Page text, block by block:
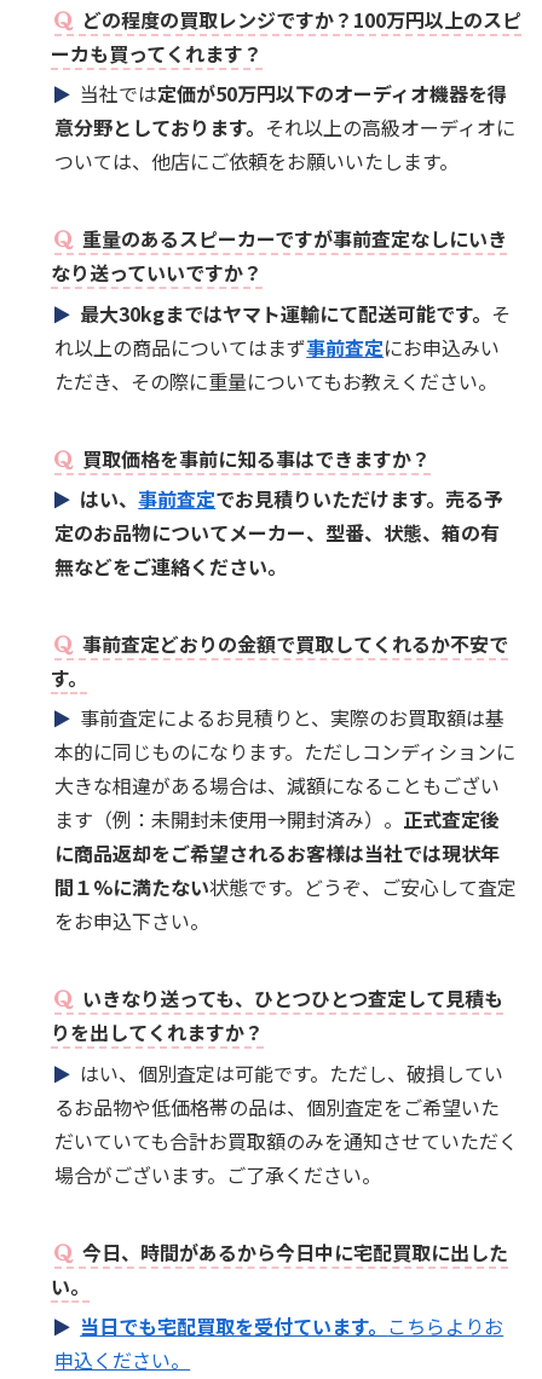
どの程度の買取レンジですか？100万円以上のスピ
ーカも買ってくれます？
当社では定価が50万円以下のオーディオ機器を得
意分野としております。 それ以上の高級オーディオに
ついては、他店にご依頼をお願いいたします。
重量のあるスピーカーですが事前査定なしにいき
なり送っていいですか？
最大30kgまではヤマト運輸にて配送可能です。 そ
れ以上の商品についてはまず事前査定にお申込みい
ただき、その際に重量についてもお教えください。
買取価格を事前に知る事はできますか？
はい、事前査定でお見積りいただけます。売る予
定のお品物についてメーカー、型番、状態、箱の有
無などをご連絡ください。
事前査定どおりの金額で買取してくれるか不安で
す。
事前査定によるお見積りと、実際のお買取額は基
本的に同じものになります。ただしコンディションに
大きな相違がある場合は、減額になることもござい
ます（例：未開封未使用→開封済み）。 正式査定後
に商品返却をご希望されるお客様は当社では現状年
間１%に満たない状態です。どうぞ、ご安心して査定
をお申込下さい。
いきなり送っても、ひとつひとつ査定して見積も
りを出してくれますか？
はい、個別査定は可能です。ただし、破損してい
るお品物や低価格帯の品は、個別査定をご希望いた
だいていても合計お買取額のみを通知させていただく
場合がございます。ご了承ください。
今日、時間があるから今日中に宅配買取に出した
い。
当日でも宅配買取を受付ています。 こちらよりお
申込ください。